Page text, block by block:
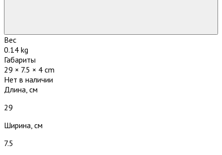
Вес
0.14 kg
Габариты
29 × 7.5 × 4 cm
Нет в наличии
Длина, см
29
Ширина, см
7.5